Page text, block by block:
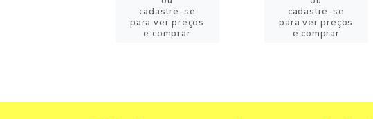
cadastre-se
para ver preços
e comprar
cadastre-se
para ver preços
e comprar